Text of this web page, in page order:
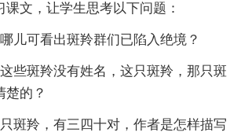
文，让学生思考以下问题：
可看出斑羚群们已陷入绝境？
斑羚没有姓名，这只斑羚，那只斑
楚的？
羚，有三四十对，作者是怎样描写